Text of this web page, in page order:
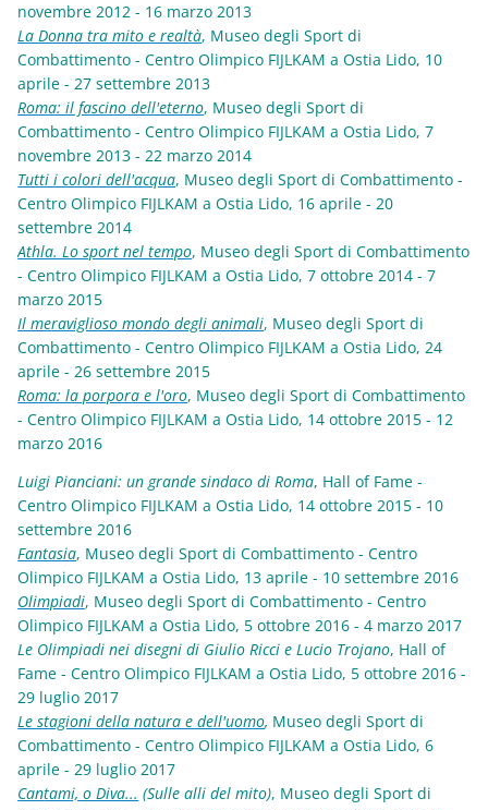
novembre 2012 - 16 marzo 2013
La Donna tra mito e realtà, Museo degli Sport di
Combattimento - Centro Olimpico FIJLKAM a Ostia Lido, 10
aprile - 27 settembre 2013
Roma: il fascino dell'eterno, Museo degli Sport di
Combattimento - Centro Olimpico FIJLKAM a Ostia Lido, 7
novembre 2013 - 22 marzo 2014
Tutti i colori dell'acqua, Museo degli Sport di Combattimento -
Centro Olimpico FIJLKAM a Ostia Lido, 16 aprile - 20
settembre 2014
Athla. Lo sport nel tempo, Museo degli Sport di Combattimento
- Centro Olimpico FIJLKAM a Ostia Lido, 7 ottobre 2014 - 7
marzo 2015
Il meraviglioso mondo degli animali, Museo degli Sport di
Combattimento - Centro Olimpico FIJLKAM a Ostia Lido, 24
aprile - 26 settembre 2015
Roma: la porpora e l'oro, Museo degli Sport di Combattimento
- Centro Olimpico FIJLKAM a Ostia Lido, 14 ottobre 2015 - 12
marzo 2016
Luigi Pianciani: un grande sindaco di Roma, Hall of Fame-
Centro Olimpico FIJLKAM a Ostia Lido, 14 ottobre 2015 - 10
settembre 2016
Fantasia, Museo degli Sport di Combattimento - Centro
Olimpico FIJLKAM a Ostia Lido, 13 aprile - 10 settembre 2016
Olimpiadi, Museo degli Sport di Combattimento - Centro
Olimpico FIJLKAM a Ostia Lido, 5 ottobre 2016 - 4 marzo 2017
Le Olimpiadi nei disegni di Giulio Ricci e Lucio Trojano, Hall of
Fame - Centro Olimpico FIJLKAM a Ostia Lido, 5 ottobre 2016 -
29 luglio 2017
Le stagioni della natura e dell'uomo, Museo degli Sport di
Combattimento - Centro Olimpico FIJLKAM a Ostia Lido, 6
aprile - 29 luglio 2017
Cantami, o Diva... (Sulle alli del mito), Museo degli Sport di